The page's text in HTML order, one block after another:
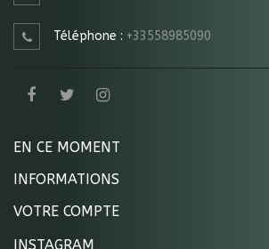
Téléphone : +33558985090
EN CE MOMENT
INFORMATIONS
VOTRE COMPTE
INSTAGRAM